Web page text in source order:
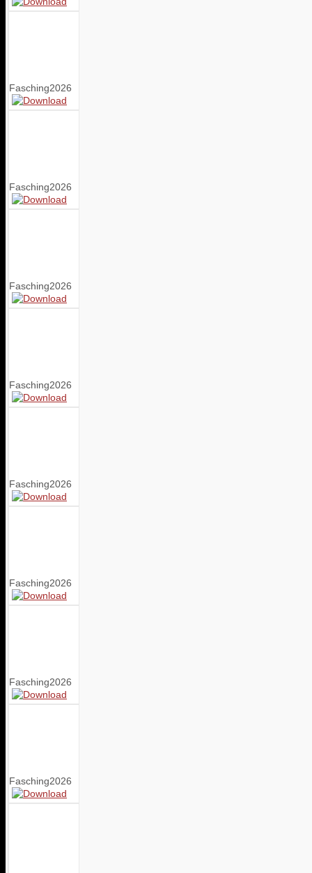
Fasching2026
Fasching2026
Fasching2026
Fasching2026
Fasching2026
Fasching2026
Fasching2026
Fasching2026